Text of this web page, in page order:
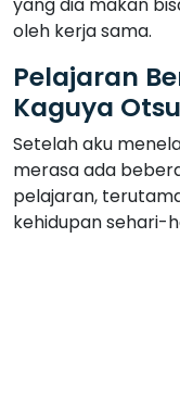
oleh kerja sama.
Pelajaran
Kaguya
Setelah aku
merasa ada
pelajaran,
kehidupan sehari-